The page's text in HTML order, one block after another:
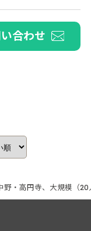
合わせ
野・高円寺、大規模（